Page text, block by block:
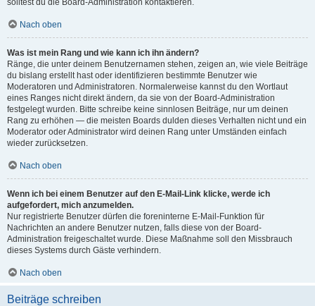
solltest du die Board-Administration kontaktieren.
Nach oben
Was ist mein Rang und wie kann ich ihn ändern?
Ränge, die unter deinem Benutzernamen stehen, zeigen an, wie viele Beiträge
du bislang erstellt hast oder identifizieren bestimmte Benutzer wie
Moderatoren und Administratoren. Normalerweise kannst du den Wortlaut
eines Ranges nicht direkt ändern, da sie von der Board-Administration
festgelegt wurden. Bitte schreibe keine sinnlosen Beiträge, nur um deinen
Rang zu erhöhen — die meisten Boards dulden dieses Verhalten nicht und ein
Moderator oder Administrator wird deinen Rang unter Umständen einfach
wieder zurücksetzen.
Nach oben
Wenn ich bei einem Benutzer auf den E-Mail-Link klicke, werde ich
aufgefordert, mich anzumelden.
Nur registrierte Benutzer dürfen die foreninterne E-Mail-Funktion für
Nachrichten an andere Benutzer nutzen, falls diese von der Board-
Administration freigeschaltet wurde. Diese Maßnahme soll den Missbrauch
dieses Systems durch Gäste verhindern.
Nach oben
Beiträge schreiben